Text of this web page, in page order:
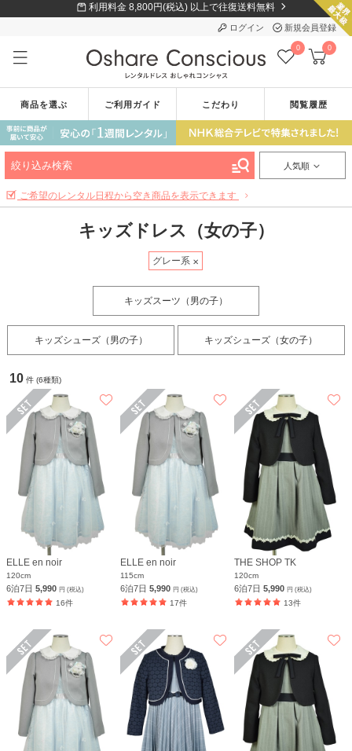
利用料金 8,800円(税込) 以上で往復送料無料
ログイン 新規会員登録
0 0
商品を選ぶ ご利用ガイド こだわり 閲覧履歴
絞り込み検索 人気順
ご希望のレンタル日程から空き商品を表示できます
キッズドレス（女の子）
グレー系
キッズスーツ（男の子）
キッズシューズ（男の子） キッズシューズ（女の子）
10 件 (6種類)
ELLE en noir
120cm
6泊7日 5,990 円 (税込)
16件
ELLE en noir
115cm
6泊7日5,990円 (税込)
17件
THE SHOP TK
120cm
6泊7日5,990円 (税込)
13件